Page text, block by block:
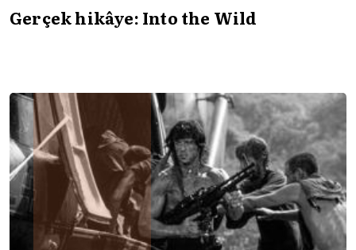
Gerçek hikâye: Into the Wild